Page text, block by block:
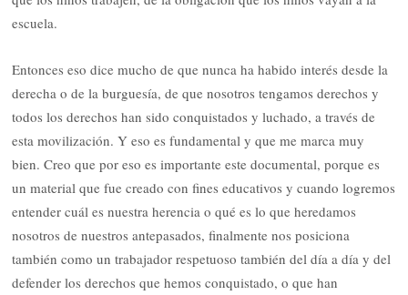
escuela.
Entonces eso dice mucho de que nunca ha habido interés desde la
derecha o de la burguesía, de que nosotros tengamos derechos y
todos los derechos han sido conquistados y luchado, a través de
esta movilización. Y eso es fundamental y que me marca muy
bien. Creo que por eso es importante este documental, porque es
un material que fue creado con fines educativos y cuando logremos
entender cuál es nuestra herencia o qué es lo que heredamos
nosotros de nuestros antepasados, finalmente nos posiciona
también como un trabajador respetuoso también del día a día y del
defender los derechos que hemos conquistado, o que han